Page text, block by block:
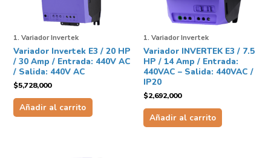
1. Variador Invertek
Variador Invertek E3 / 20 HP
/ 30 Amp / Entrada: 440V AC
/ Salida: 440V AC
$5,728,000
Añadir al carrito
1. Variador Invertek
Variador INVERTEK E3 / 7.5
HP / 14 Amp / Entrada:
440VAC – Salida: 440VAC /
IP20
$2,692,000
Añadir al carrito